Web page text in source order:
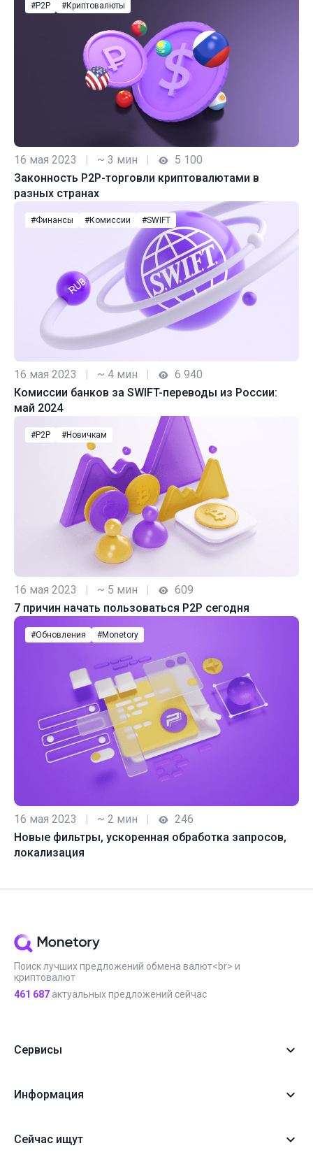
#P2P #Криптовалюты
16 мая 2023 ~ 3 мин
5 100
Законность P2P-торговли криптовалютами в
разных странах
#Финансы #Комиссии #SWIFT
16 мая 2023 ~ 4 мин
6 940
Комиссии банков за SWIFT-переводы из России:
май 2024
#P2P #Новичкам
16 мая 2023 | ~ 5 мин |
609
7 причин начать пользоваться P2P сегодня
#Обновления #Monetory
16 мая 2023 | ~ 2 мин |
246
Новые фильтры, ускоренная обработка запросов,
локализация
Поиск лучших предложений обмена валют<br> и
криптовалют
461 687 актуальных предложений сейчас
Сервисы
Информация
Сейчас ищут